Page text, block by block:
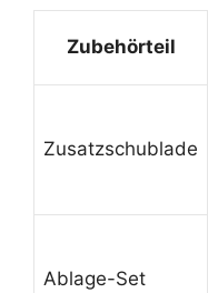
Zubehörteil
Zusatzschublade
Ablage-Set